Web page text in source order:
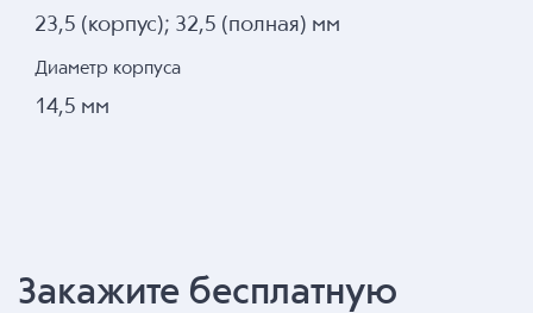
23,5 (корпус); 32,5 (полная) мм
Диаметр корпуса
14,5 мм
Закажите бесплатную